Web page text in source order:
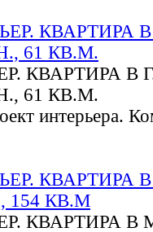
КВАРТИРА В
61 КВ.М.
интерьера.
КВАРТИРА В